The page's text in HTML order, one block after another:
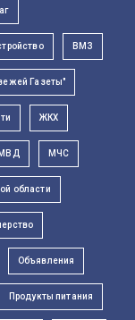
ВМЗ
Газеты"
ЖКХ
МВД МЧС
области
Объявления
Продукты питания